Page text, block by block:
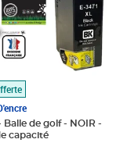
capacité